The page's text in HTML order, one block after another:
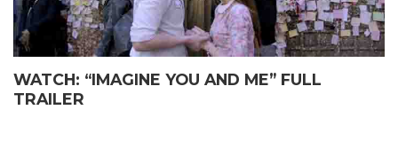
WATCH: “IMAGINE YOU AND ME” FULL
TRAILER